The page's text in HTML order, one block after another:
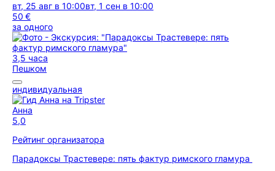
вт, 25 авг в 10:00вт, 1 сен в 10:00
50 €
за одного
3,5 часа
Пешком
индивидуальная
Анна
5,0
Рейтинг организатора
Парадоксы Трастевере: пять фактур римского гламура